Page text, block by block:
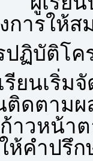
การให้
ปฏิบัติโค
รียนเริ่ม
ติดตามผ
าวหน้า
ห้คำปรึก